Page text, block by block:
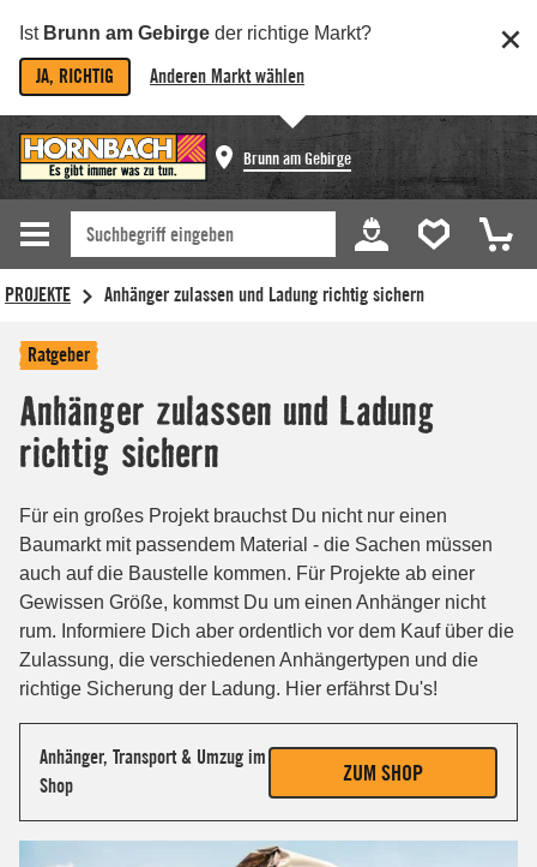
Ist Brunn am Gebirge der richtige Markt?
JA, RICHTIG Anderen Markt wählen
Brunn am Gebirge